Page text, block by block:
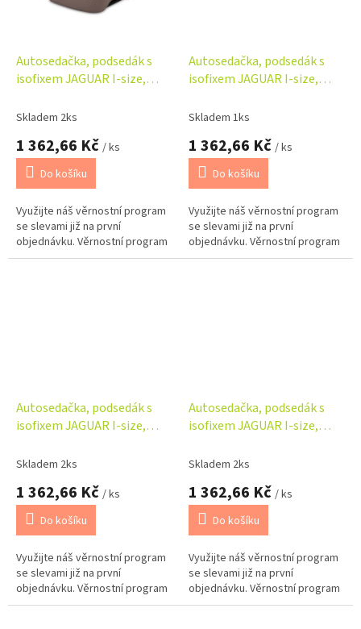
Autosedačka, podsedák s
isofixem JAGUAR I-size,
Skladem 2ks
1 362,66 Kč / ks
Do košíku
Využijte náš věrnostní program
se slevami již na první
objednávku. Věrnostní program
Autosedačka, podsedák s
isofixem JAGUAR I-size,
Skladem 1ks
1 362,66 Kč / ks
Do košíku
Využijte náš věrnostní program
se slevami již na první
objednávku. Věrnostní program
Autosedačka, podsedák s
isofixem JAGUAR I-size,
Skladem 2ks
1 362,66 Kč / ks
Do košíku
Využijte náš věrnostní program
se slevami již na první
objednávku. Věrnostní program
Autosedačka, podsedák s
isofixem JAGUAR I-size,
Skladem 2ks
1 362,66 Kč / ks
Do košíku
Využijte náš věrnostní program
se slevami již na první
objednávku. Věrnostní program